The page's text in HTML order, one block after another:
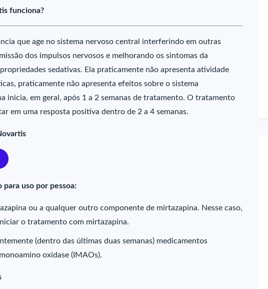
funciona?
que age no sistema nervoso central interferindo em outras
dos impulsos nervosos e melhorando os sintomas da
sedativas. Ela praticamente não apresenta atividade
praticamente não apresenta efeitos sobre o sistema
inicia, em geral, após 1 a 2 semanas de tratamento. O tratamento
em uma resposta positiva dentro de 2 a 4 semanas.
uso por pessoa:
ou a qualquer outro componente de mirtazapina. Nesse caso,
o tratamento com mirtazapina.
(dentro das últimas duas semanas) medicamentos
oxidase (IMAOs).